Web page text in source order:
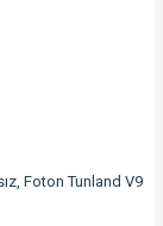
Foton Tunland V9